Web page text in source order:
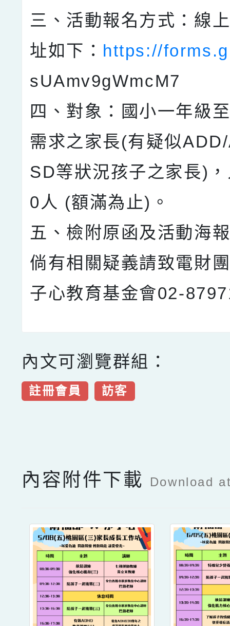
三、活動報名方式：線
址如下： https://
sUAmv9gWmcM7
四、對象：國小一年級
需求之家長(有疑似
SD等狀況孩子之家長)
0人 (額滿為止)。
五、檢附原函及活動海
倘有相關疑義請致電財
子心教育基金會02-
內文可瀏覽群組：
註冊會員 訪客
內容附件下載 Download